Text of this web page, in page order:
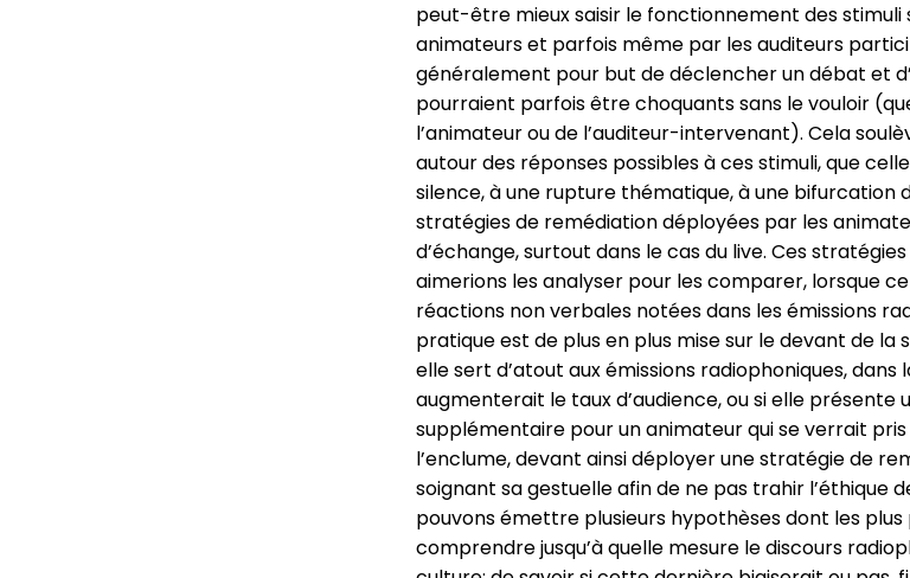
peut-être mieux saisir le fonctionnement des stimuli
animateurs et parfois même par les auditeurs
généralement pour but de déclencher un débat et
pourraient parfois être choquants sans le vouloir
l’animateur ou de l’auditeur-intervenant). Cela
autour des réponses possibles à ces stimuli, que
silence, à une rupture thématique, à une bifurcation
stratégies de remédiation déployées par les
d’échange, surtout dans le cas du live. Ces
aimerions les analyser pour les comparer, lorsque
réactions non verbales notées dans les émissions
pratique est de plus en plus mise sur le devant de la
elle sert d’atout aux émissions radiophoniques, dans
augmenterait le taux d’audience, ou si elle présente
supplémentaire pour un animateur qui se verrait
l’enclume, devant ainsi déployer une stratégie de
soignant sa gestuelle afin de ne pas trahir l’éthique
pouvons émettre plusieurs hypothèses dont les
comprendre jusqu’à quelle mesure le discours